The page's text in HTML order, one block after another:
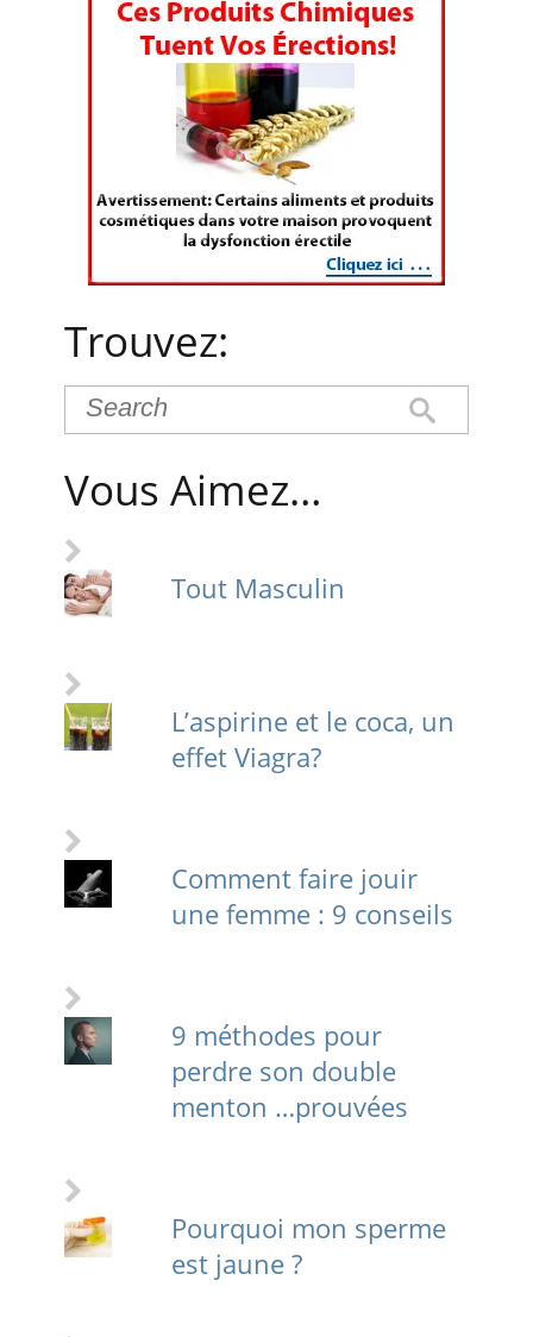
Trouvez:
Vous Aimez…
Tout Masculin
L’aspirine et le coca, un
effet Viagra?
Comment faire jouir
une femme : 9 conseils
9 méthodes pour
perdre son double
menton …prouvées
Pourquoi mon sperme
est jaune ?